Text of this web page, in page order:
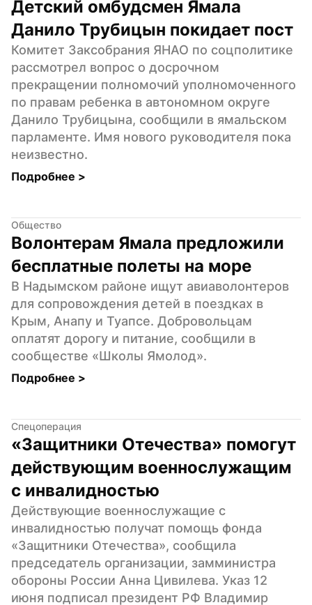
Детский омбудсмен Ямала
Данило Трубицын покидает пост
Комитет Заксобрания ЯНАО по соцполитике
рассмотрел вопрос о досрочном
прекращении полномочий уполномоченного
по правам ребенка в автономном округе
Данило Трубицына, сообщили в ямальском
парламенте. Имя нового руководителя пока
неизвестно.
Подробнее >
Общество
Волонтерам Ямала предложили
бесплатные полеты на море
В Надымском районе ищут авиаволонтеров
для сопровождения детей в поездках в
Крым, Анапу и Туапсе. Добровольцам
оплатят дорогу и питание, сообщили в
сообществе «Школы Ямолод».
Подробнее >
Спецоперация
«Защитники Отечества» помогут
действующим военнослужащим
с инвалидностью
Действующие военнослужащие с
инвалидностью получат помощь фонда
«Защитники Отечества», сообщила
председатель организации, замминистра
обороны России Анна Цивилева. Указ 12
июня подписал президент РФ Владимир